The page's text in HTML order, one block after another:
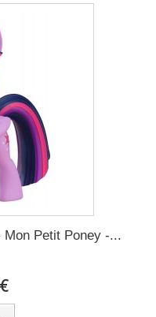
Mon Petit Poney -...